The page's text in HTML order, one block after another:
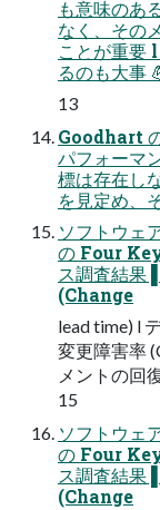
も意味のあ
なく、その
ことが重要
るのも⼤事
13
Goodhart
パフォーマ
標は存在し
を⾒定め、
ソフトウェ
の Four
ス調査結果
(Change
lead time) l
変更障害率
メントの回
15
ソフトウェ
の Four
ス調査結果
(Change